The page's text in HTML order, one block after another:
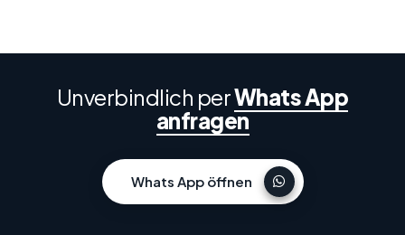
Unverbindlich perWhats App
anfragen
Whats App öffnen